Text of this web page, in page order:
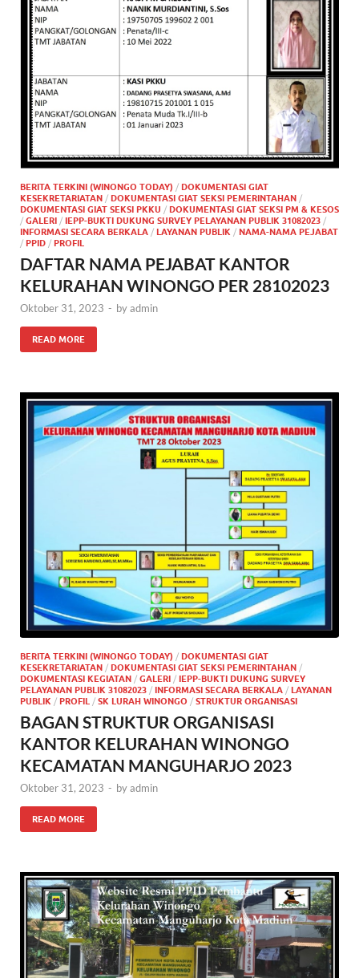
BERITA TERKINI (WINONGO TODAY) / DOKUMENTASI GIAT
KESEKRETARIATAN / DOKUMENTASI GIAT SEKSI PEMERINTAHAN /
DOKUMENTASI GIAT SEKSI PKKU / DOKUMENTASI GIAT SEKSI PM & KESOS
/ GALERI / IEPP-BUKTI DUKUNG SURVEY PELAYANAN PUBLIK 31082023 /
INFORMASI SECARA BERKALA / LAYANAN PUBLIK / NAMA-NAMA PEJABAT
/ PPID / PROFIL
DAFTAR NAMA PEJABAT KANTOR
KELURAHAN WINONGO PER 28102023
Oktober 31, 2023 - byadmin
READ MORE
BERITA TERKINI (WINONGO TODAY) / DOKUMENTASI GIAT
KESEKRETARIATAN / DOKUMENTASI GIAT SEKSI PEMERINTAHAN /
DOKUMENTASI KEGIATAN / GALERI / IEPP-BUKTI DUKUNG SURVEY
PELAYANAN PUBLIK 31082023 / INFORMASI SECARA BERKALA / LAYANAN
PUBLIK / PROFIL / SK LURAH WINONGO / STRUKTUR ORGANISASI
BAGAN STRUKTUR ORGANISASI
KANTOR KELURAHAN WINONGO
KECAMATAN MANGUHARJO 2023
Oktober 31, 2023 - byadmin
READ MORE